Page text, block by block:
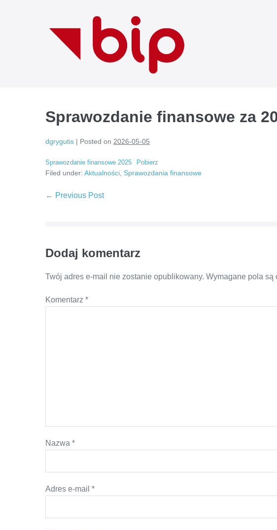
Sprawozdanie finansowe za
dgrygutis | Posted on 2026-05-05
Sprawozdanie finansowe 2025 Pobierz
Filed under: Aktualności Sprawozdania finansowe
Post
← Previous Post
Dodaj komentarz
Twój adres e-mail nie zostanie opublikowany. Wymagane pola są
Komentarz *
Nazwa *
Adres e-mail *